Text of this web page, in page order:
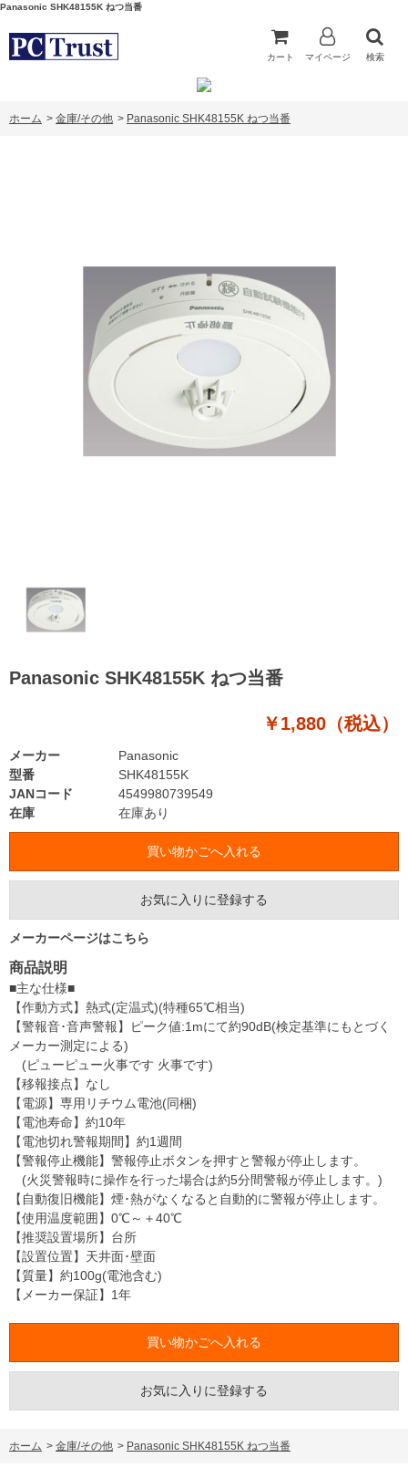
Panasonic SHK48155K ねつ当番
カート マイページ 検索
ホーム > 金庫/その他 > Panasonic SHK48155K ねつ当番
Panasonic SHK48155K ねつ当番
￥1,880（税込）
型番
SHK48155K
JANコード
4549980739549
在庫
在庫あり
メーカー Panasonic
お気に入りに登録する
メーカーページはこちら
商品説明
■主な仕様■
【作動方式】熱式(定温式)(特種65℃相当)
【警報音･音声警報】ピーク値:1mにて約90dB(検定基準にもとづく
メーカー測定による)
(ピューピュー火事です 火事です)
【移報接点】なし
【電源】専用リチウム電池(同梱)
【電池寿命】約10年
【電池切れ警報期間】約1週間
【警報停止機能】警報停止ボタンを押すと警報が停止します。
(火災警報時に操作を行った場合は約5分間警報が停止します。)
【自動復旧機能】煙･熱がなくなると自動的に警報が停止します。
【使用温度範囲】0℃～＋40℃
【推奨設置場所】台所
【設置位置】天井面･壁面
【質量】約100g(電池含む)
【メーカー保証】1年
お気に入りに登録する
ホーム > 金庫/その他 > Panasonic SHK48155K ねつ当番